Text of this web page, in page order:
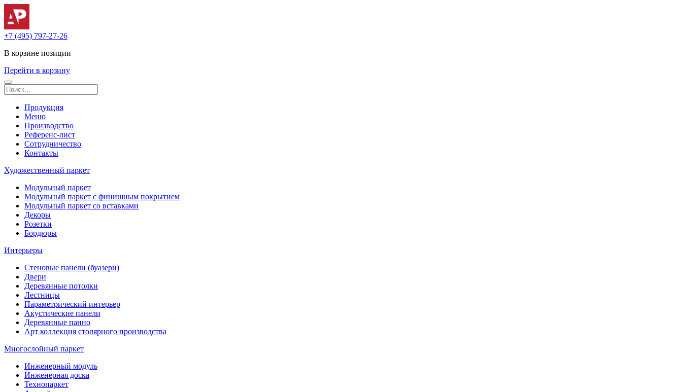
+7 (495) 797-27-26
В корзине позиции
Перейти в корзину
Продукция
Меню
Производство
Референс-лист
Сотрудничество
Контакты
Художественный паркет
Модульный паркет
Модульный паркет с финишным покрытием
Модульный паркет со вставками
Декоры
Розетки
Бордюры
Интерьеры
Стеновые панели (буазери)
Двери
Деревянные потолки
Лестницы
Параметрический интерьер
Акустические панели
Деревянные панно
Арт коллекция столярного производства
Многослойный паркет
Инженерный модуль
Инженерная доска
Технопаркет